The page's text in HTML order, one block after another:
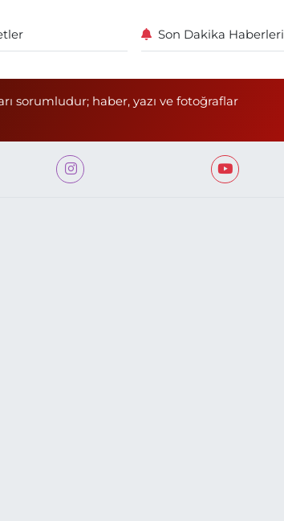
Son Dakika Haberleri
sorumludur; haber, yazı ve fotoğraflar